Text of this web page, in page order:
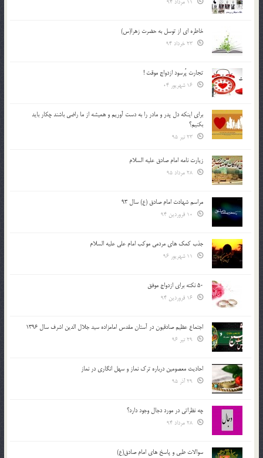
خاطره ای از توسل به حضرت زهرا(س)
تجارت پُرسود ازدواج موقت !
براي اينكه دل پدر و مادر را به دست آوريم و هميشه از ما راضي باشند چكار بايد
بكنيم؟
زیارت نامه امام صادق علیه السلام
مراسم شهادت امام صادق (ع) سال 93
جذب کمک های مردمی موکب امام علی علیه السلام
50 نکته برای ازدواج موفق
اجتماع عظیم صادقیون در آستان مقدس امامزاده سید جلال الدین اشرف سال 1396
احادیث معصومین درباره ترک نماز و سهل انگاری در نماز
چه نظراتی در مورد دجال وجود دارد؟
سوالات طبی و پاسخ های امام صادق(ع)